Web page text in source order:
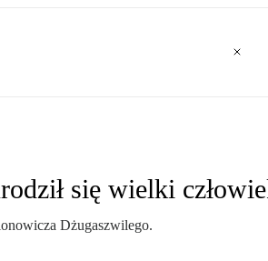
się wielki
Dżugaszwilego.